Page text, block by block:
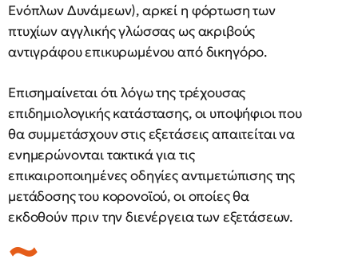
Ενόπλων Δυνάμεων), αρκεί η φόρτωση των
πτυχίων αγγλικής γλώσσας ως ακριβούς
αντιγράφου επικυρωμένου από δικηγόρο.
Επισημαίνεται ότι λόγω της τρέχουσας
επιδημιολογικής κατάστασης, οι υποψήφιοι που
θα συμμετάσχουν στις εξετάσεις απαιτείται να
ενημερώνονται τακτικά για τις
επικαιροποιημένες οδηγίες αντιμετώπισης της
μετάδοσης του κορονοϊού, οι οποίες θα
εκδοθούν πριν την διενέργεια των εξετάσεων.